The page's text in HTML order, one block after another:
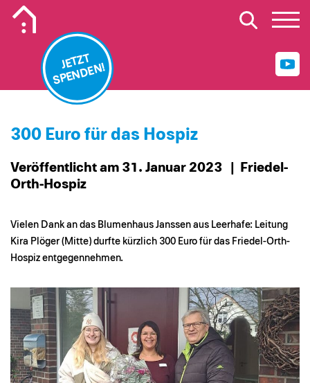
JETZT
SPENDEN!
300 Euro für das Hospiz
Veröffentlicht am 31. Januar 2023
| Friedel-
Orth-Hospiz
Vielen Dank an das Blumenhaus Janssen aus Leerhafe: Leitung
Kira Plöger (Mitte) durfte kürzlich 300 Euro für das Friedel-Orth-
Hospiz entgegennehmen.
Mobiles Logo Mission Lebenshaus